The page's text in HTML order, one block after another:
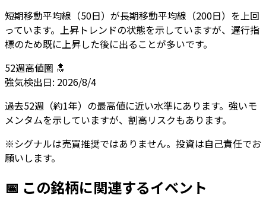
短期移動平均線（50日）が長期移動平均線（200日）を上回
っています。上昇トレンドの状態を示していますが、遅行指
標のため既に上昇した後に出ることが多いです。
52週高値圏 🔝
強気検出日: 2026/8/4
過去52週（約1年）の最高値に近い水準にあります。強いモ
メンタムを示していますが、割高リスクもあります。
※シグナルは売買推奨ではありません。投資は自己責任でお
願いします。
📅 この銘柄に関連するイベント